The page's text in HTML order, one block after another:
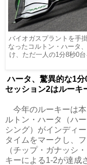
バイオガスプラントを手
なったコルトン・ハータ
け、ただ一人の1分8秒0
ハータ、驚異的な1分
セッション2はルーキ
今年のルーキーは本
ルトン・ハータ（ハ
シング）がインディ
タイムをマークし、
（チップ・ガナッシ
キーによる1-2が達成